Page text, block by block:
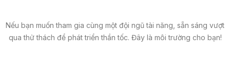
Nếu bạn muốn tham gia cùng một đội ngũ tài năng, sẵn sáng vượt
qua thử thách để phát triển thần tốc. Đây là môi trường cho bạn!